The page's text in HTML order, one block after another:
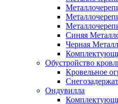
Синяя
Черная
Обустройство
Кровельное
Ондувилла